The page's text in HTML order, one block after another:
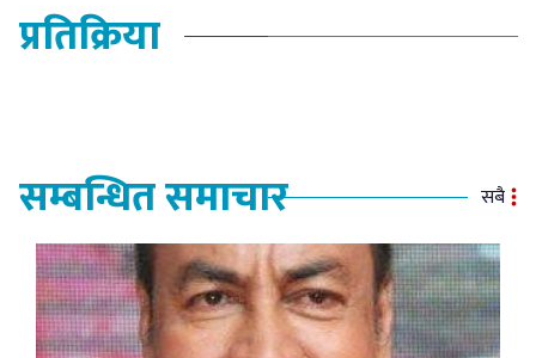
प्रतिक्रिया
सम्बन्धित समाचार सबै